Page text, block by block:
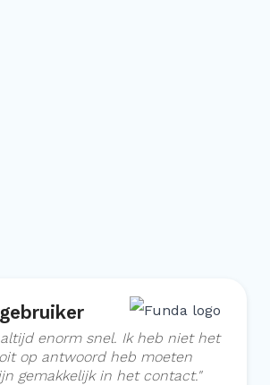
enorm snel. Ik heb niet het
op antwoord heb moeten
gemakkelijk in het contact."